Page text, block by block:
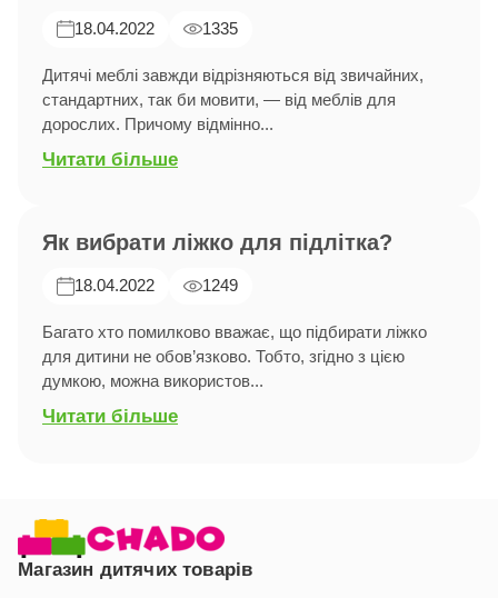
18.04.2022 1335
Дитячі меблі завжди відрізняються від звичайних,
стандартних, так би мовити, — від меблів для
дорослих. Причому відмінно...
Читати більше
Як вибрати ліжко для підлітка?
18.04.2022 1249
Багато хто помилково вважає, що підбирати ліжко
для дитини не обов’язково. Тобто, згідно з цією
думкою, можна використов...
Читати більше
Магазин дитячих товарів